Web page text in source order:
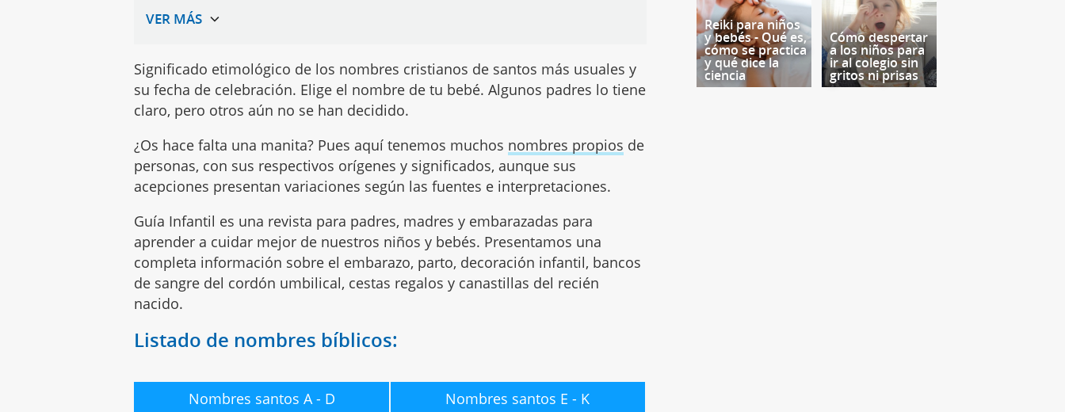
Significado etimológico de los nombres cristianos de santos más usuales y
su fecha de celebración. Elige el nombre de tu bebé. Algunos padres lo tiene
claro, pero otros aún no se han decidido.
¿Os hace falta una manita? Pues aquí tenemos muchos nombres propios de
personas, con sus respectivos orígenes y significados, aunque sus
acepciones presentan variaciones según las fuentes e interpretaciones.
Guía Infantil es una revista para padres, madres y embarazadas para
aprender a cuidar mejor de nuestros niños y bebés. Presentamos una
completa información sobre el embarazo, parto, decoración infantil, bancos
de sangre del cordón umbilical, cestas regalos y canastillas del recién
nacido.
Listado de nombres bíblicos:
Nombres santos A - D Nombres santos E - K
Reiki para niños
y bebés - Qué es,
cómo se practica
y qué dice la
ciencia
Cómo despertar
a los niños para
ir al colegio sin
gritos ni prisas